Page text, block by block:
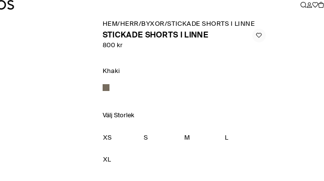
HEM/ HERR/BYXOR/STICKADE SHORTS I LINNE
STICKADE SHORTS I LINNE
800 kr
Khaki
Välj Storlek
XS S M L
XL